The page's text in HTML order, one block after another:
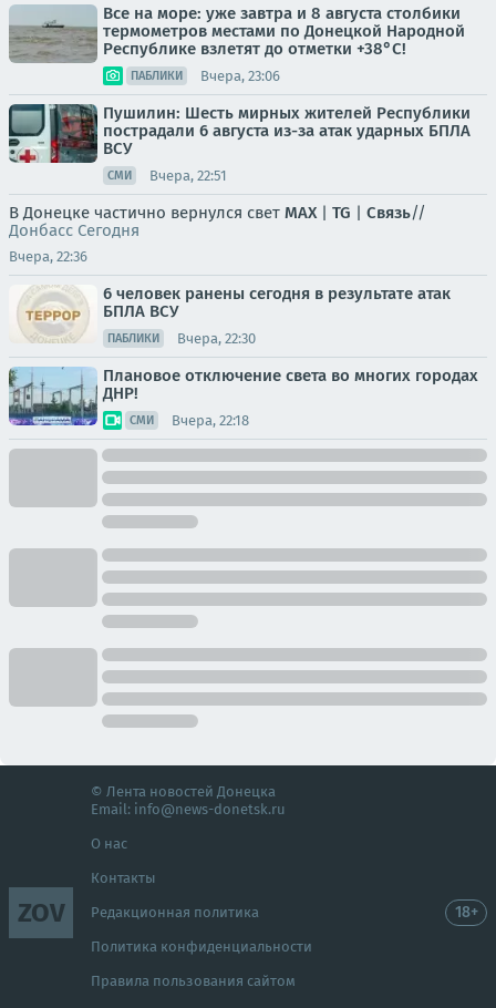
Все на море: уже завтра и 8 августа столбики
термометров местами по Донецкой Народной
Республике взлетят до отметки +38°C!
ПАБЛИКИ Вчера, 23:06
Пушилин: Шесть мирных жителей Республики
пострадали 6 августа из-за атак ударных БПЛА
ВСУ
СМИ Вчера, 22:51
В Донецке частично вернулся свет MAX| TG Связь//
Донбасс Сегодня
Вчера, 22:36
6 человек ранены сегодня в результате атак
БПЛА ВСУ
ПАБЛИКИ Вчера, 22:30
Плановое отключение света во многих городах
ДНР!
СМИ Вчера, 22:18
ZOV
© Лента новостей Донецка
Email: info@news-donetsk.ru
О нас
Контакты
Редакционная политика
Политика конфиденциальности
Правила пользования сайтом
18+